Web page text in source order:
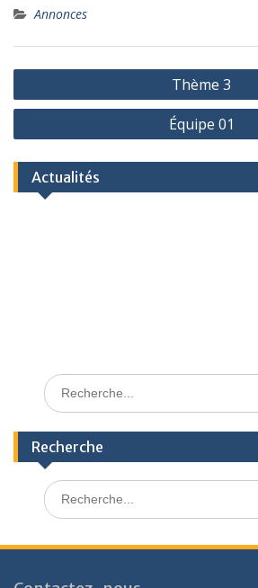
Annonces
Thème 3
Équipe 01
Actualités
Recherche